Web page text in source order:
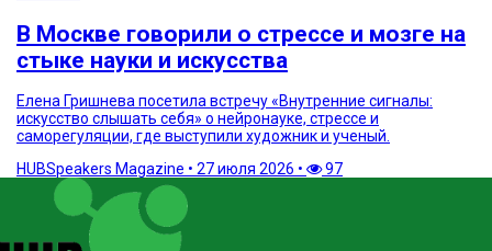
В Москве говорили о стрессе и мозге на
стыке науки и искусства
Елена Гришнева посетила встречу «Внутренние сигналы:
искусство слышать себя» о нейронауке, стрессе и
саморегуляции, где выступили художник и ученый.
HUBSpeakers Magazine • 27 июля 2026 • 97